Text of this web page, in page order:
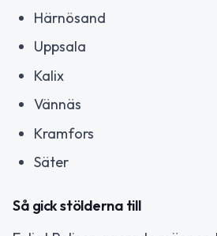
Härnösand
Uppsala
Kalix
Vännäs
Kramfors
Säter
Så gick stölderna till